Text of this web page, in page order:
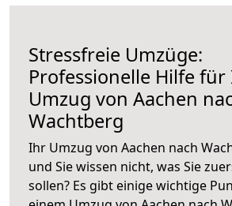
Stressfreie Umzüge:
Professionelle Hilfe
Umzug von Aachen
Wachtberg
Ihr Umzug von Aachen nach
und Sie wissen nicht, was Sie
sollen? Es gibt einige wichtige